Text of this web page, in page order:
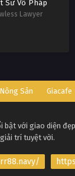
Sư Vô Pháp
Lawyer
Sản Giacafe
bật với giao diện
trí tuyệt vời.